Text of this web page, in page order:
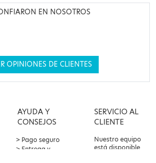
EN NOSOTROS
OPINIONES DE CLIENTES
AYUDA Y
CONSEJOS
Pago seguro
Entrega y
SERVICIO AL
CLIENTE
Nuestro equipo
está disponible